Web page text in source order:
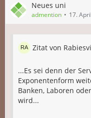
Neues uni
admention 17.
Zitat von
...Es sei denn der
Exponentenform
Banken, Laboren
wird...